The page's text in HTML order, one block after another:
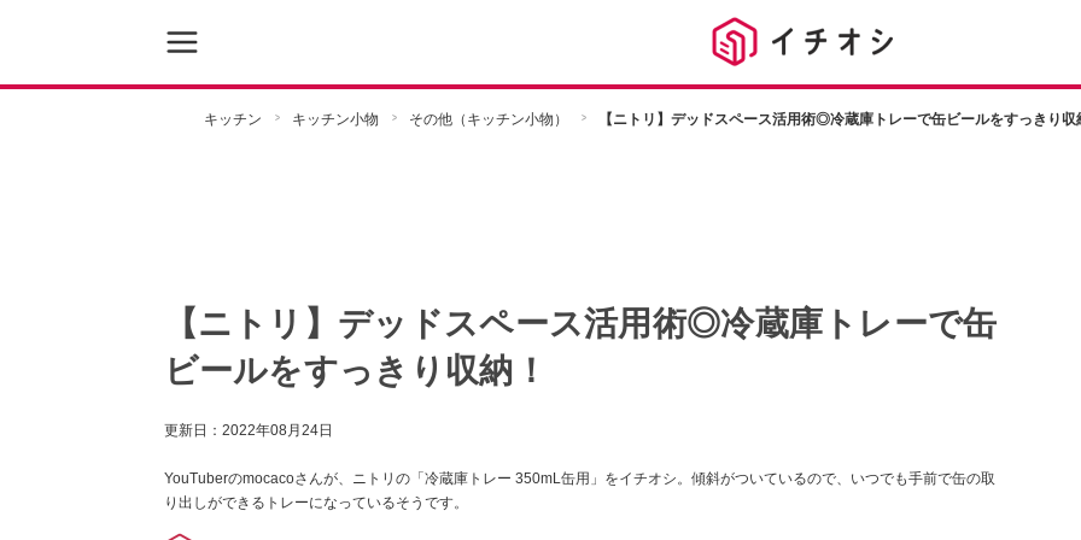
キッチン キッチン小物 その他（キッチン小物） 【ニトリ】デッドスペース活用術◎冷蔵庫トレーで缶ビールをすっきり収
【ニトリ】デッドスペース活用術◎冷蔵庫トレーで缶
ビールをすっきり収納！
更新日： 2022年08月24日
YouTuberのmocacoさんが、ニトリの「冷蔵庫トレー 350mL缶用」をイチオシ。傾斜がついているので、いつでも手前で缶の取
り出しができるトレーになっているそうです。